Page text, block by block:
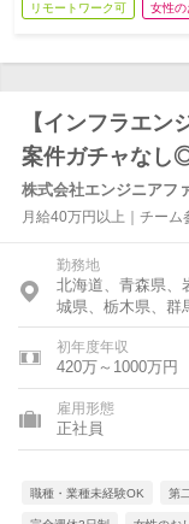
リモートワーク可 女性の
【インフラエン
案件ガチャなし
株式会社エンジニアフ
月給40万円以上｜チー
勤務地
北海道、青森県、
城県、栃木県、群
山県、石川県、福
県、愛知県、三重
県、和歌山県、鳥
県、香川県、愛媛
県、大分県、宮崎
初年度年収
420万～1000万円
雇用形態
正社員
職種・業種未経験OK 第